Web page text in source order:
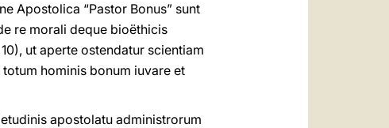
Apostolica “Pastor Bonus” sunt
re morali deque bioëthicis
10), ut aperte ostendatur scientiam
hominis bonum iuvare et
apostolatu administrorum